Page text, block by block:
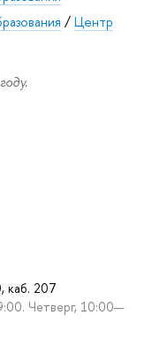
/ Центр
каб. 207
Четверг, 10:00—